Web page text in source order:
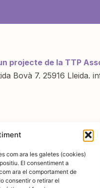
com ara les galetes (cookies)
El consentiment a
ara el comportament de
consentir o retirar el
projecte de la TTP
Bovà 7. 25916 Lleida.
Amb la col·laboració de: